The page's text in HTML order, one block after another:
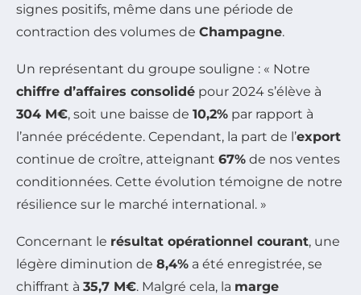
signes positifs, même dans une période de
contraction des volumes de Champagne.
Un représentant du groupe souligne : « Notre
chiffre d’affaires consolidé pour 2024 s’élève à
304 M€, soit une baisse de 10,2% par rapport à
l’année précédente. Cependant, la part de l’export
continue de croître, atteignant 67% de nos ventes
conditionnées. Cette évolution témoigne de notre
résilience sur le marché international. »
Concernant le résultat opérationnel courant, une
légère diminution de 8,4% a été enregistrée, se
chiffrant à 35,7 M€. Malgré cela, la marge